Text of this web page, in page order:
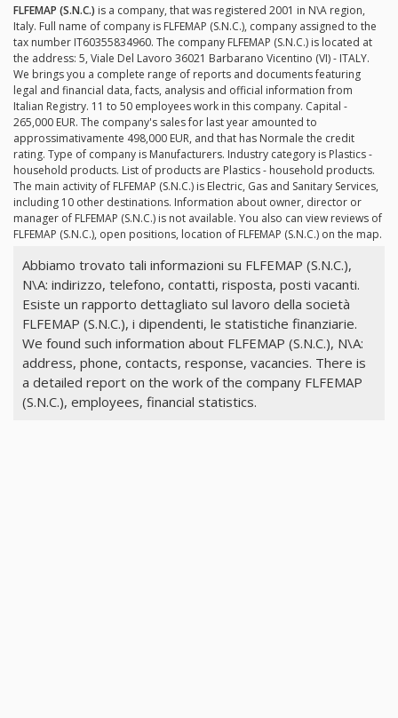
FLFEMAP (S.N.C.) is a company, that was registered 2001 in N\A region,
Italy. Full name of company is FLFEMAP (S.N.C.), company assigned to the
tax number IT60355834960. The company FLFEMAP (S.N.C.) is located at
the address: 5, Viale Del Lavoro 36021 Barbarano Vicentino (VI) - ITALY.
We brings you a complete range of reports and documents featuring
legal and financial data, facts, analysis and official information from
Italian Registry. 11 to 50 employees work in this company. Capital -
265,000 EUR. The company's sales for last year amounted to
approssimativamente 498,000 EUR, and that has Normale the credit
rating. Type of company is Manufacturers. Industry category is Plastics -
household products. List of products are Plastics - household products.
The main activity of FLFEMAP (S.N.C.) is Electric, Gas and Sanitary Services,
including 10 other destinations. Information about owner, director or
manager of FLFEMAP (S.N.C.) is not available. You also can view reviews of
FLFEMAP (S.N.C.), open positions, location of FLFEMAP (S.N.C.) on the map.
Abbiamo trovato tali informazioni su FLFEMAP (S.N.C.),
N\A: indirizzo, telefono, contatti, risposta, posti vacanti.
Esiste un rapporto dettagliato sul lavoro della società
FLFEMAP (S.N.C.), i dipendenti, le statistiche finanziarie.
We found such information about FLFEMAP (S.N.C.), N\A:
address, phone, contacts, response, vacancies. There is
a detailed report on the work of the company FLFEMAP
(S.N.C.), employees, financial statistics.